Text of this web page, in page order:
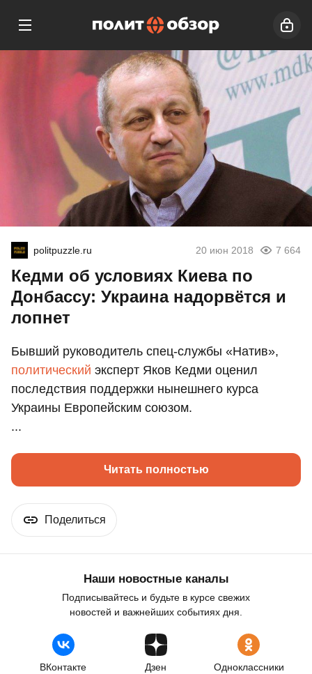
politpuzzle.ru 20 июн 2018 7 664
Кедми об условиях Киева по
Донбассу: Украина надорвётся и
лопнет
Бывший руководитель спец-службы «Натив»,
политический эксперт Яков Кедми оценил
последствия поддержки нынешнего курса
Украины Европейским союзом.
...
Читать полностью
Поделиться
Наши новостные каналы
Подписывайтесь и будьте в курсе свежих
новостей и важнейших событиях дня.
ВКонтакте Дзен Одноклассники